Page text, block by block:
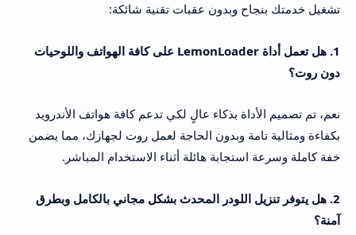
تشغيل خدمتك بنجاح وبدون عقبات تقنية شائكة:
1. هل تعمل أداة LemonLoader على كافة الهواتف واللوحيات
دون روت؟
نعم، تم تصميم الأداة بذكاء عالٍ لكي تدعم كافة هواتف الأندرويد
بكفاءة ومثالية تامة وبدون الحاجة لعمل روت لجهازك، مما يضمن
خفة كاملة وسرعة استجابة هائلة أثناء الاستخدام المباشر.
2. هل يتوفر تنزيل اللودر المحدث بشكل مجاني بالكامل وبطرق
آمنة؟